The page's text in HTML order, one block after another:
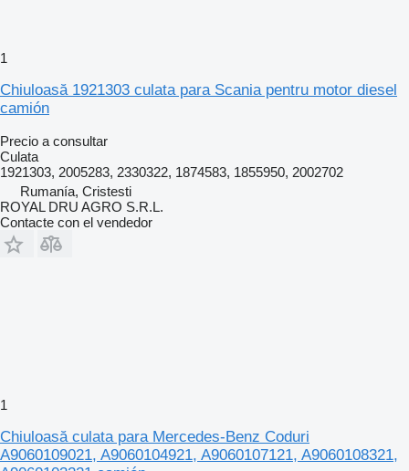
1
Chiuloasă 1921303 culata para Scania pentru motor diesel
camión
Precio a consultar
Culata
1921303, 2005283, 2330322, 1874583, 1855950, 2002702
Rumanía, Cristesti
ROYAL DRU AGRO S.R.L.
Contacte con el vendedor
1
Chiuloasă culata para Mercedes-Benz Coduri
A9060109021, A9060104921, A9060107121, A9060108321,